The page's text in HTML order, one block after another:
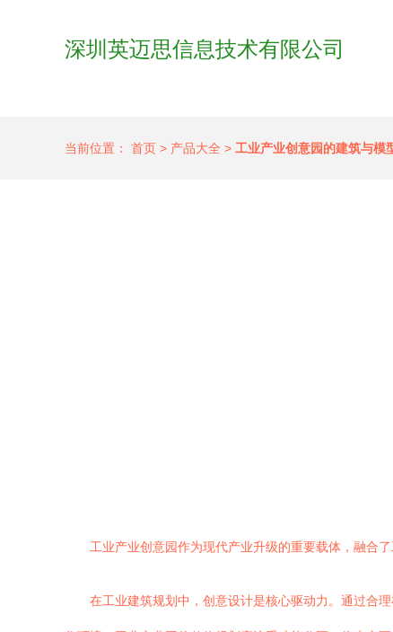
深圳英迈思信息技术有限公司
当前位置： 首页 > 产品大全 > 工业产业创意园的建筑与模
工业产业创意园作为现代产业升级的重要载体，融合
在工业建筑规划中，创意设计是核心驱动力。通过合